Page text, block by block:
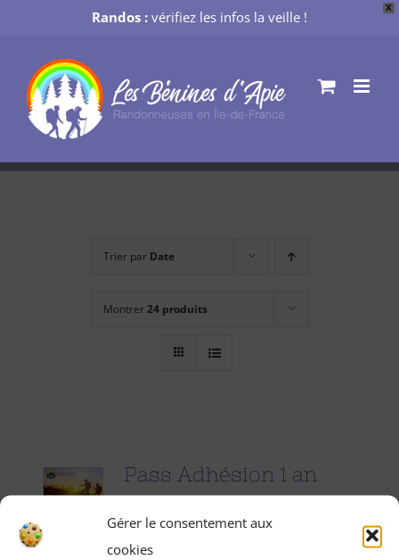
X
Randos : vérifiez les infos la veille !
Gérer le consentement aux
cookies
contenu
Trier par Date
Montrer24 produits
Pass Adhésion 1 an
25.00€ pour 1 an